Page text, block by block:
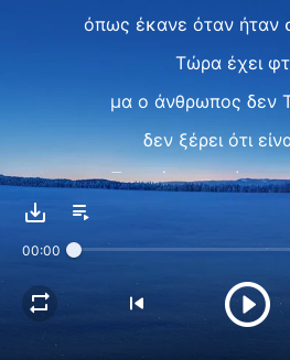
όπως έκανε όταν ήταν
Τώρα έχει
μα ο άνθρωπος δεν
δεν ξέρει ότι
Περιμένει ασκόπως,
σε σύννεφο
Το σύννεφο είναι
και τα λόγια
00:00